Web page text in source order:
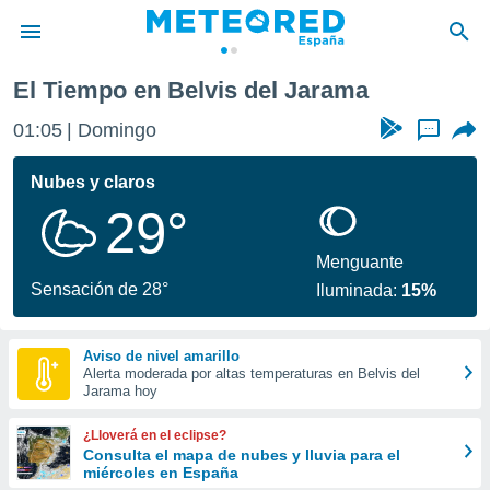
de
por
se
calidad.
a este
las
y
forma
digital
basada
El Tiempo en Belvis del Jarama
01:05 Domingo ...
Nubes y claros
29°
Sensación de 28°
Menguante
Iluminada: 15%
Aviso de nivel amarillo
Alerta moderada por altas temperaturas en Belvis del
Jarama hoy
¿Lloverá en el eclipse?
Consulta el mapa de nubes y lluvia para el
miércoles en España